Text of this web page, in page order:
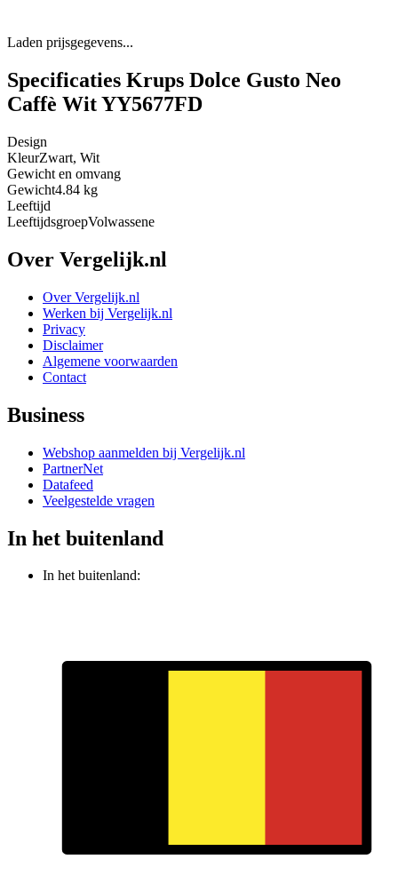
Laden prijsgegevens...
Specificaties Krups Dolce Gusto Neo
Caffè Wit YY5677FD
Design
KleurZwart, Wit
Gewicht en omvang
Gewicht4.84 kg
Leeftijd
LeeftijdsgroepVolwassene
Over Vergelijk.nl
Over Vergelijk.nl
Werken bij Vergelijk.nl
Privacy
Disclaimer
Algemene voorwaarden
Contact
Business
Webshop aanmelden bij Vergelijk.nl
PartnerNet
Datafeed
Veelgestelde vragen
In het buitenland
In het buitenland: